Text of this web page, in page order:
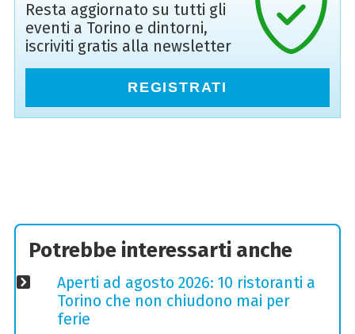
Resta aggiornato su tutti gli
eventi a Torino e dintorni,
iscriviti gratis alla newsletter
REGISTRATI
Potrebbe interessarti anche
Aperti ad agosto 2026: 10 ristoranti a
Torino che non chiudono mai per
ferie